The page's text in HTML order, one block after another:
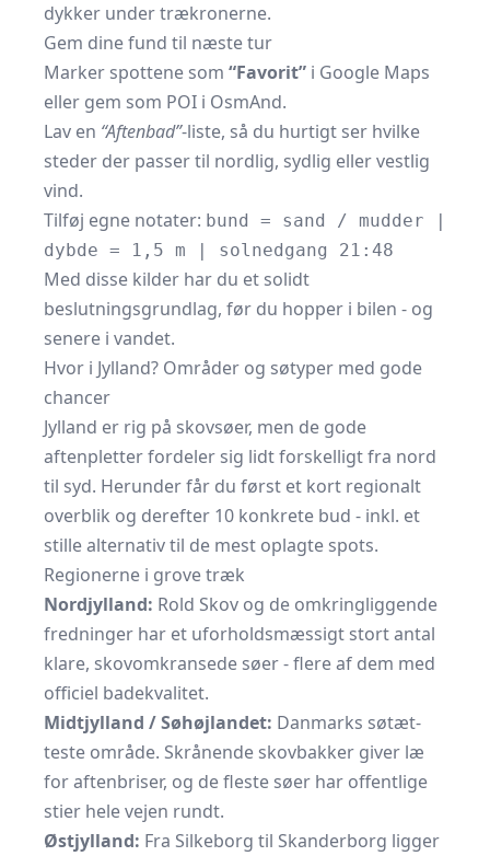
dykker under trækronerne.
Gem dine fund til næste tur
Marker spottene som “Favorit” i Google Maps
eller gem som POI i OsmAnd.
Lav en “Aftenbad”-liste, så du hurtigt ser hvilke
steder der passer til nordlig, sydlig eller vestlig
vind.
Tilføj egne notater: bund = sand / mudder |
dybde = 1,5 m | solnedgang 21:48
Med disse kilder har du et solidt
beslutningsgrundlag, før du hopper i bilen - og
senere i vandet.
Hvor i Jylland? Områder og søtyper med gode
chancer
Jylland er rig på skovsøer, men de gode
aftenpletter fordeler sig lidt forskelligt fra nord
til syd. Herunder får du først et kort regionalt
overblik og derefter 10 konkrete bud - inkl. et
stille alternativ til de mest oplagte spots.
Regionerne i grove træk
Nordjylland: Rold Skov og de omkringliggende
fredninger har et uforholdsmæssigt stort antal
klare, skovomkransede søer - flere af dem med
officiel badekvalitet.
Midtjylland / Søhøjlandet: Danmarks søtæt­­­
teste område. Skrånende skovbakker giver læ
for aftenbriser, og de fleste søer har offentlige
stier hele vejen rundt.
Østjylland: Fra Silkeborg til Skanderborg ligger